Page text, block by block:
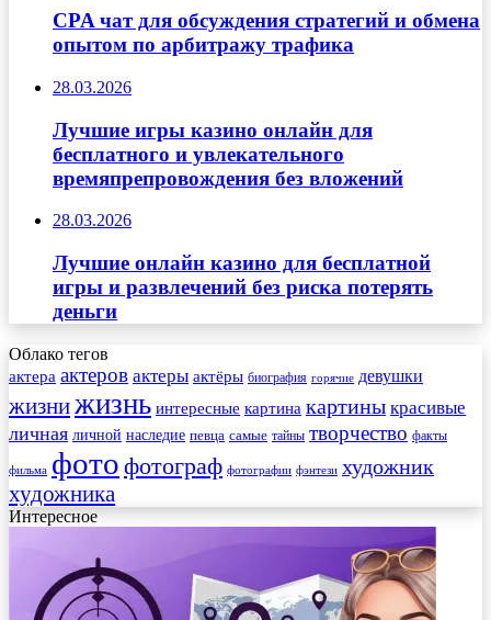
CPA чат для обсуждения стратегий и обмена
опытом по арбитражу трафика
28.03.2026
Лучшие игры казино онлайн для
бесплатного и увлекательного
времяпрепровождения без вложений
28.03.2026
Лучшие онлайн казино для бесплатной
игры и развлечений без риска потерять
деньги
Облако тегов
актера актеров актеры актёры биография горячие девушки
жизнижизнь интересные картина картины красивые
личная личной наследие певца самые тайны творчество факты
фильма фото фотограф фотографии фэнтези художник
художника
Интересное